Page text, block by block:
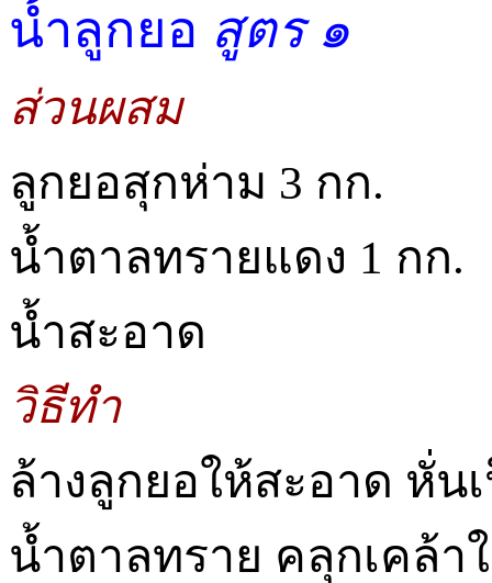
น้ำลูกยอ สูตร ๑
ส่วนผสม
ลูกยอสุกห่าม 3 กก.
น้ำตาลทรายแดง 1 กก.
น้ำสะอาด
วิธีทำ
ล้างลูกยอให้สะอาด หั่น
น้ำตาลทราย คลุกเคล้